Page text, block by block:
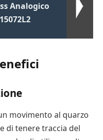
Analogico
movimento al quarzo
di tenere traccia del